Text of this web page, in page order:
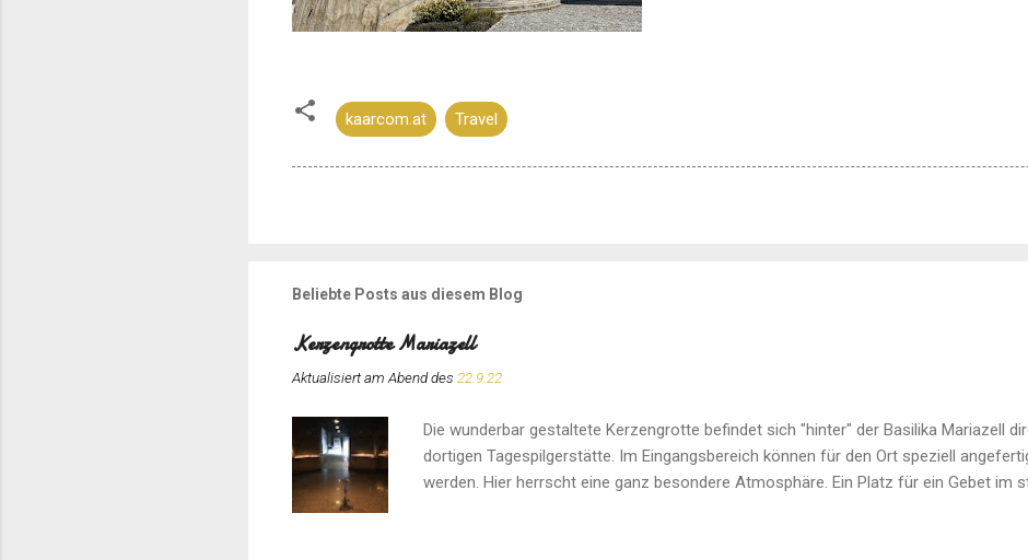
kaarcom.at Travel
Beliebte Posts aus diesem Blog
Kerzengrotte Mariazell
Aktualisiert am Abend des 22.9.22
Die wunderbar gestaltete Kerzengrotte befindet sich "hinter" der Basilika Mariazell
dortigen Tagespilgerstätte. Im Eingangsbereich können für den Ort speziell
werden. Hier herrscht eine ganz besondere Atmosphäre. Ein Platz für ein Gebet im